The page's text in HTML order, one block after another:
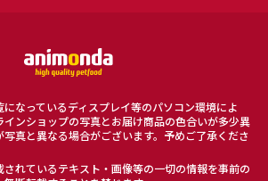
なっているディスプレイ等のパソコン環境によ
インショップの写真とお届け商品の色合いが多少異
真と異なる場合がございます。予めご了承くださ
されているテキスト・画像等の一切の情報を事前の